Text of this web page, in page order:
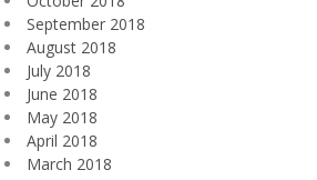
September 2018
August 2018
July 2018
June 2018
May 2018
April 2018
March 2018